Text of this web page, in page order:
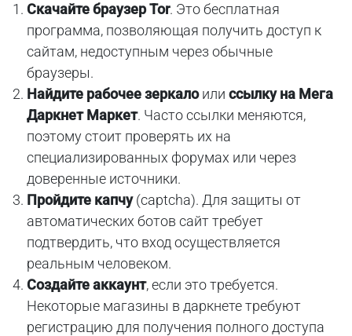
Скачайте браузер Tor. Это бесплатная
программа, позволяющая получить доступ к
сайтам, недоступным через обычные
браузеры.
Найдите рабочее зеркалоили ссылку на Мега
Даркнет Маркет. Часто ссылки меняются,
поэтому стоит проверять их на
специализированных форумах или через
доверенные источники.
Пройдите капчу(captcha). Для защиты от
автоматических ботов сайт требует
подтвердить, что вход осуществляется
реальным человеком.
Создайте аккаунт, если это требуется.
Некоторые магазины в даркнете требуют
регистрацию для получения полного доступа